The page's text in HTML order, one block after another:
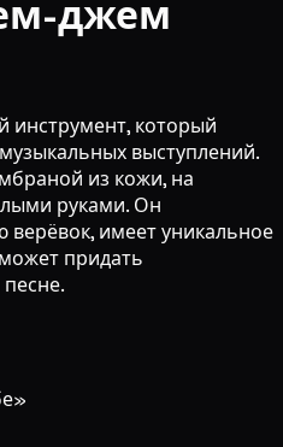
джем
инструмент, который
выступлений.
из кожи, на
руками. Он
имеет уникальное
придать